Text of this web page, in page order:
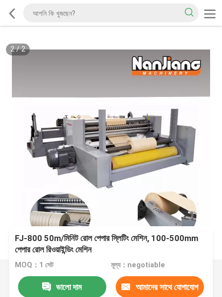
2/2
FJ-800 50m/মিনিট রোল পেপার স্লিটিং মেশিন, 100-500mm
পেপার রোল রিওয়াইন্ডিং মেশিন
MOQ：1 সেট মূল্য：negotiable
ভালো দাম আমাদের সাথে যোগাযোগ